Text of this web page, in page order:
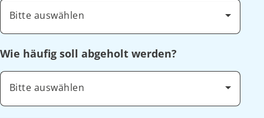
Bitte auswählen
Wie häufig soll abgeholt werden?
Bitte auswählen